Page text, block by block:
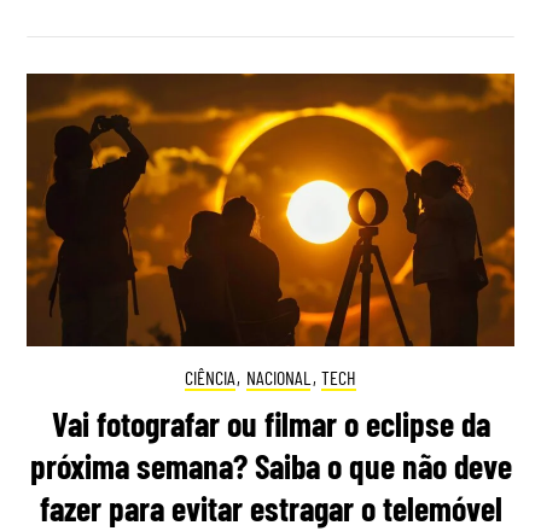
CIÊNCIA, NACIONAL , TECH
Vai fotografar ou filmar o eclipse da
próxima semana? Saiba o que não deve
fazer para evitar estragar o telemóvel